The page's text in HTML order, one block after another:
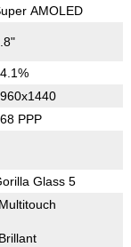
AMOLED
PPP
Glass 5
Multitouch
Brillant